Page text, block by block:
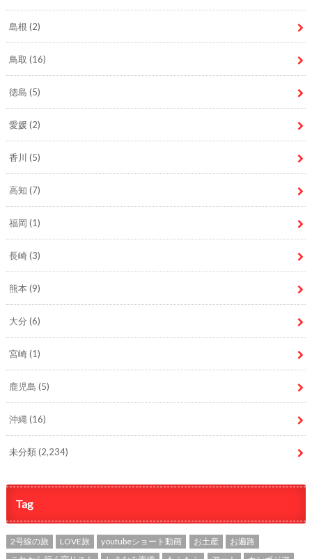
島根 (2)
鳥取 (16)
徳島 (5)
愛媛(2)
香川 (5)
高知 (7)
福岡 (1)
長崎(3)
熊本 (9)
大分 (6)
宮崎(1)
鹿児島 (5)
沖縄 (16)
未分類(2,234)
Tag
2号線の旅 LOVE旅 youtubeショート動画 お土産
お遍路